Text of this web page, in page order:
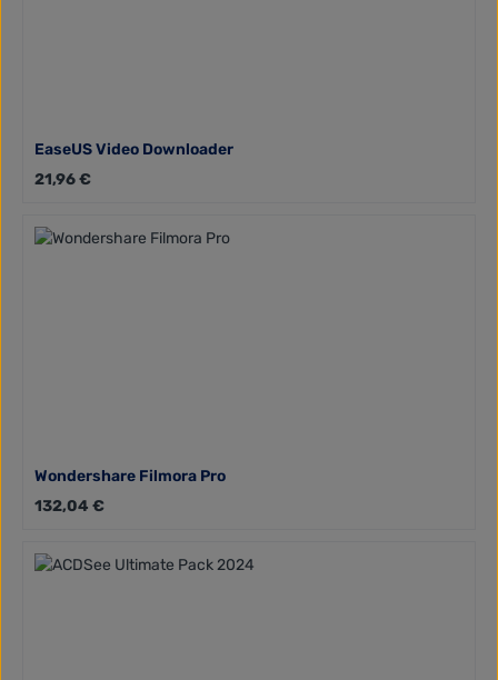
EaseUS Video Downloader
Regulärer Preis:
21,96 €
Wondershare Filmora Pro
Regulärer Preis:
132,04 €